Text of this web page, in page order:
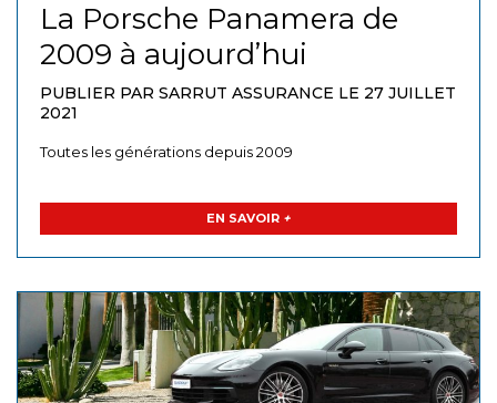
La Porsche Panamera de
2009 à aujourd’hui
PUBLIER PAR SARRUT ASSURANCE LE 27 JUILLET
2021
Toutes les générations depuis 2009
EN SAVOIR +